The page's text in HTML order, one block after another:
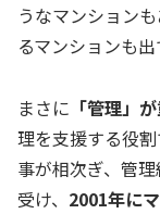
うなマンション
るマンションも出
まさに 「管理」
理を支援する役
事が相次ぎ、管
受け、 2001年に